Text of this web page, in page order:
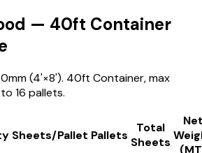
— 40ft Container
(4'×8'). 40ft Container, max
16 pallets.
Sheets/Pallet Pallets
Total
Sheets